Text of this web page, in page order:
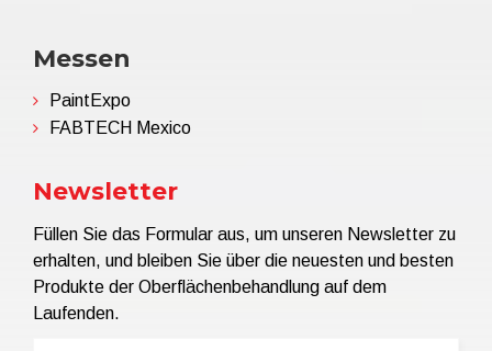
Messen
PaintExpo
FABTECH Mexico
Newsletter
Füllen Sie das Formular aus, um unseren Newsletter zu
erhalten, und bleiben Sie über die neuesten und besten
Produkte der Oberflächenbehandlung auf dem
Laufenden.